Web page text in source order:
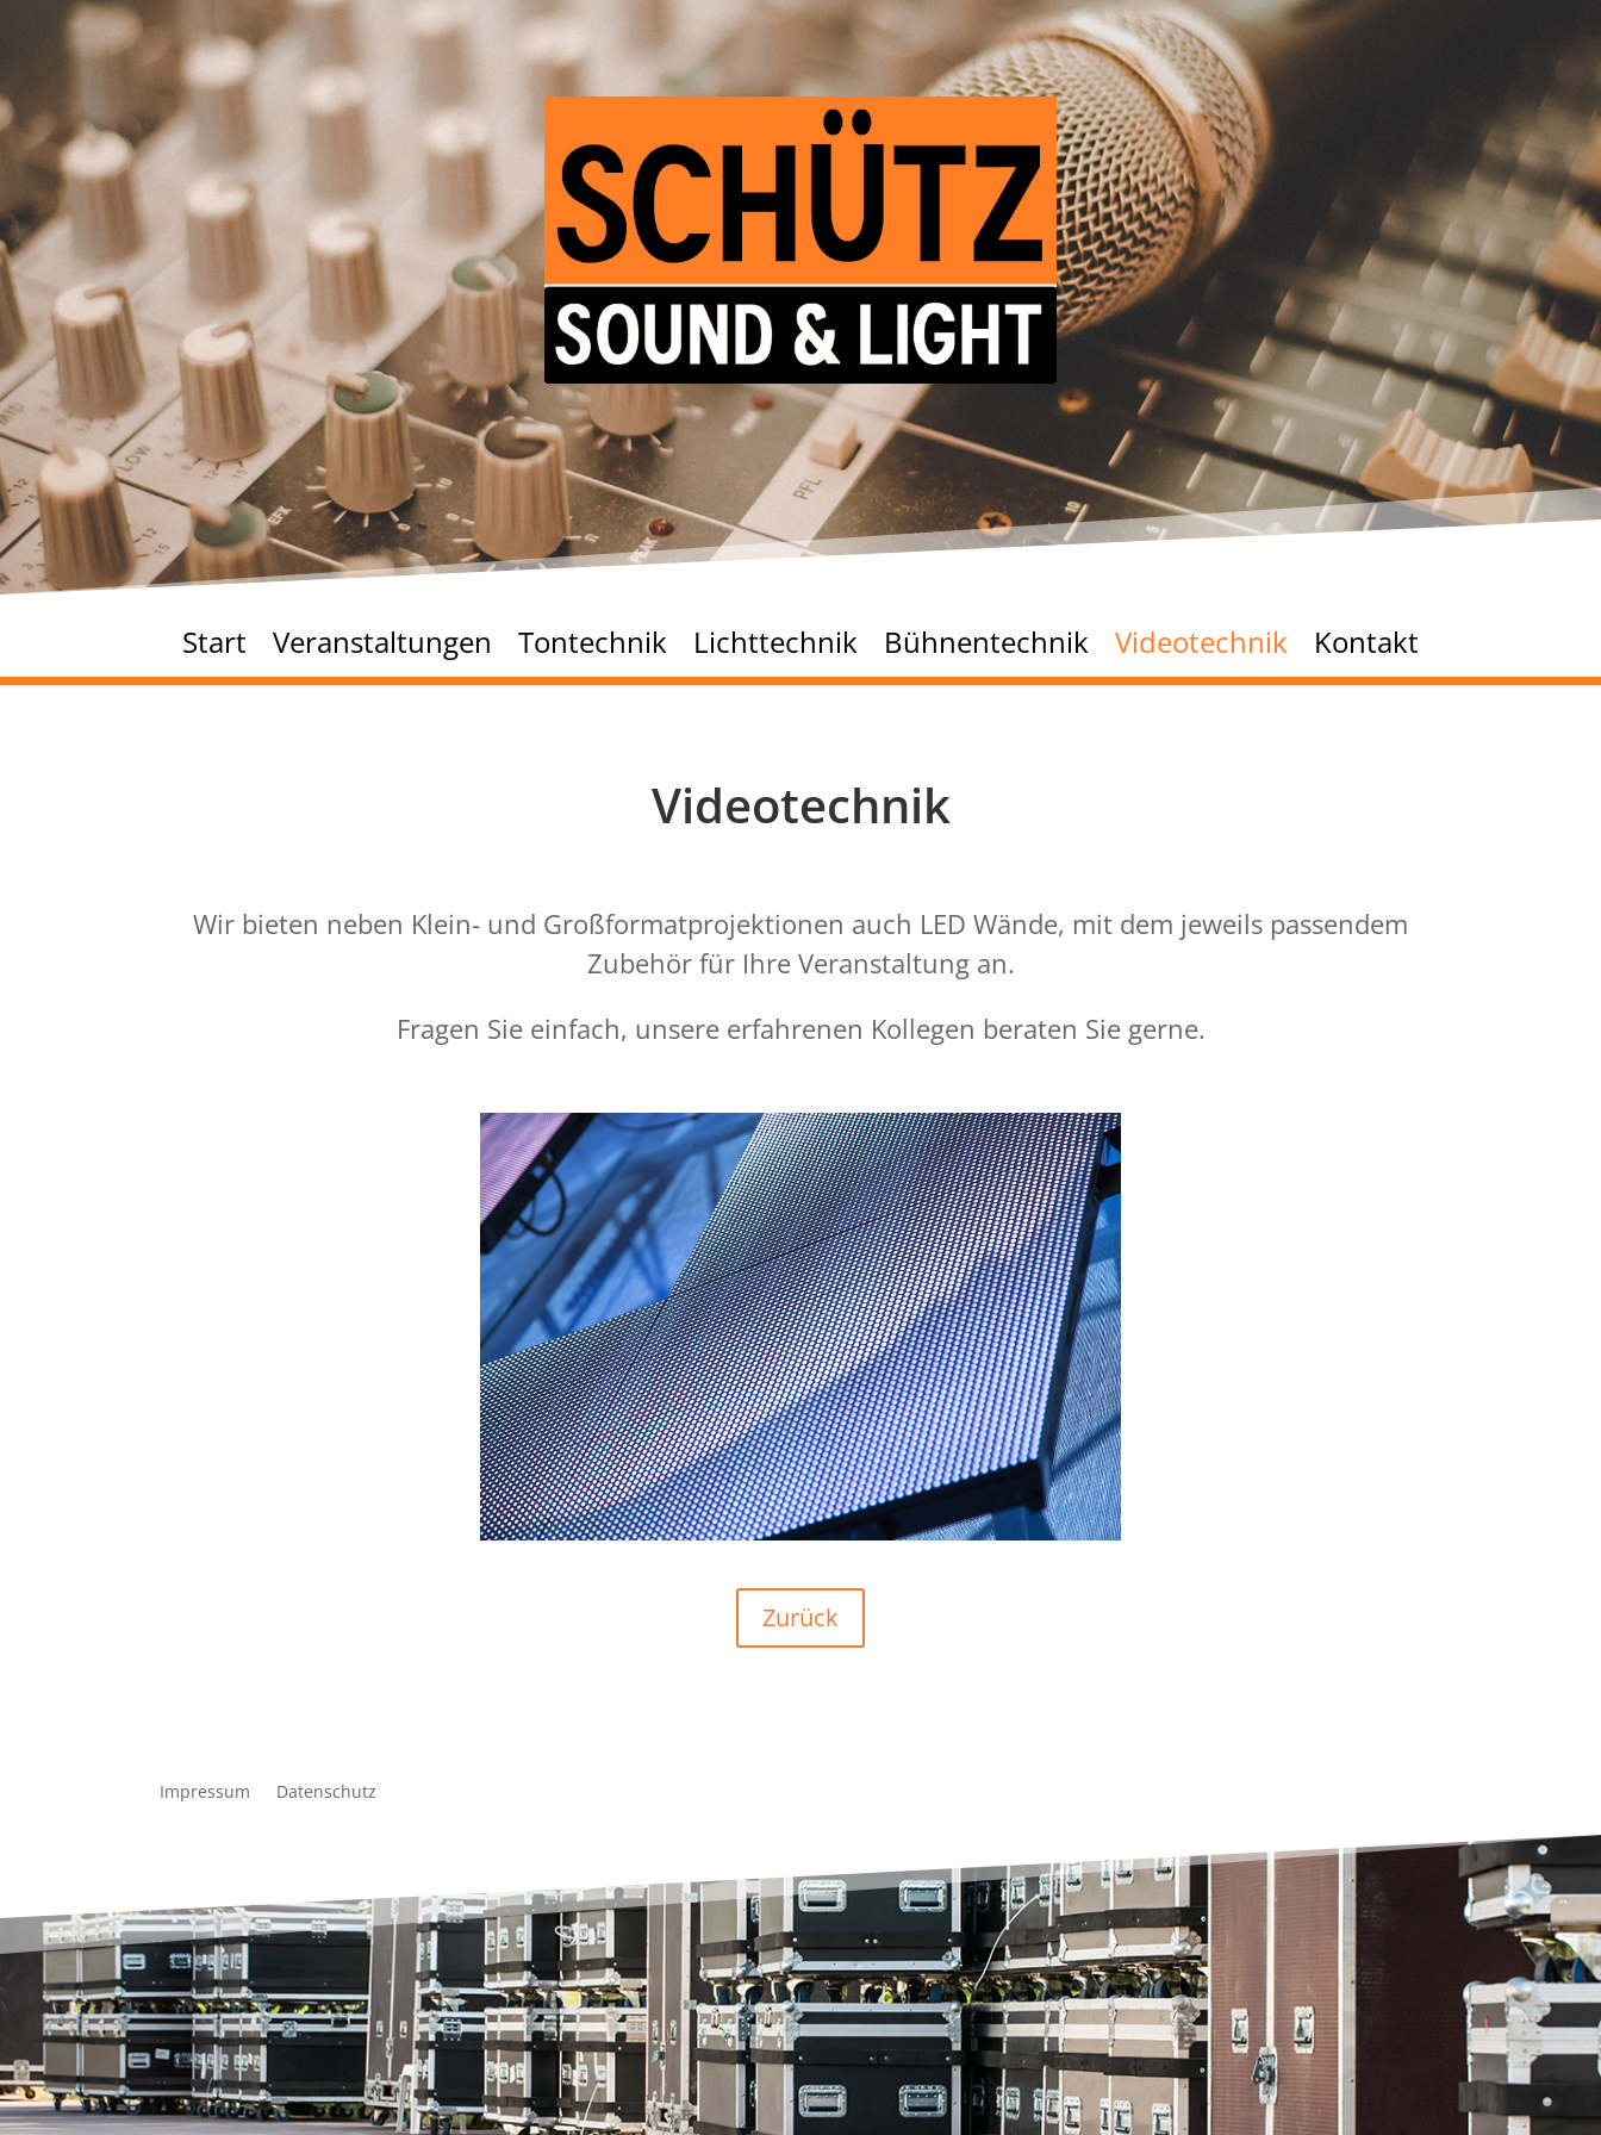
Start Veranstaltungen Tontechnik Lichttechnik Bühnentechnik Videotechnik Kontakt
Videotechnik
Wir bieten neben Klein- und Großformatprojektionen auch LED Wände, mit dem jeweils passendem
Zubehör für Ihre Veranstaltung an.
Fragen Sie einfach, unsere erfahrenen Kollegen beraten Sie gerne.
Zurück
Impressum Datenschutz